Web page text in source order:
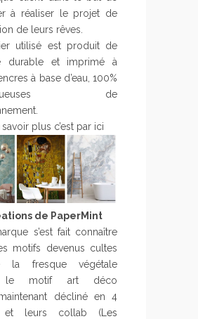
à réaliser le projet de
de leurs rêves.
utilisé est produit de
durable et imprimé à
à base d’eau, 100%
de
plus c’est par ici
de PaperMint
s’est fait connaître
motifs devenus cultes
la fresque végétale
motif art déco
décliné en 4
et leurs collab ( Les